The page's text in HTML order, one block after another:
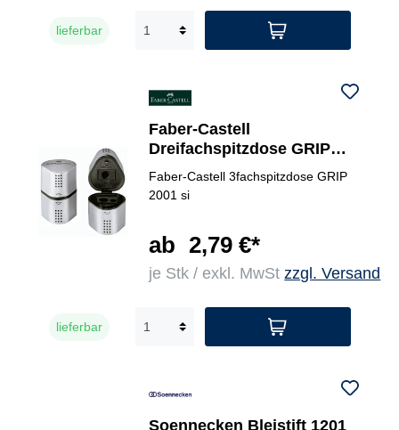
lieferbar
Faber-Castell
Dreifachspitzdose GRIP
2001
Faber-Castell 3fachspitzdose GRIP
2001 si
ab 2,79 €*
je Stk / exkl. MwStzzgl. Versand
lieferbar
Soennecken Bleistift 1201